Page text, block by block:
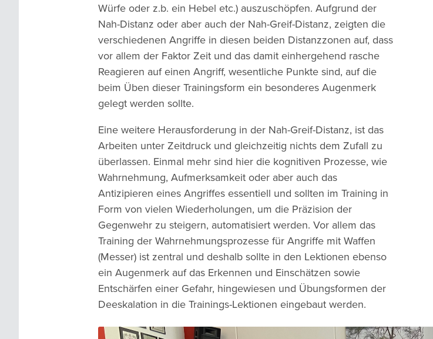
Würfe oder z.b. ein Hebel etc.) auszuschöpfen. Aufgrund der
Nah-Distanz oder aber auch der Nah-Greif-Distanz, zeigten die
verschiedenen Angriffe in diesen beiden Distanzzonen auf, dass
vor allem der Faktor Zeit und das damit einhergehend rasche
Reagieren auf einen Angriff, wesentliche Punkte sind, auf die
beim Üben dieser Trainingsform ein besonderes Augenmerk
gelegt werden sollte.
Eine weitere Herausforderung in der Nah-Greif-Distanz, ist das
Arbeiten unter Zeitdruck und gleichzeitig nichts dem Zufall zu
überlassen. Einmal mehr sind hier die kognitiven Prozesse, wie
Wahrnehmung, Aufmerksamkeit oder aber auch das
Antizipieren eines Angriffes essentiell und sollten im Training in
Form von vielen Wiederholungen, um die Präzision der
Gegenwehr zu steigern, automatisiert werden. Vor allem das
Training der Wahrnehmungsprozesse für Angriffe mit Waffen
(Messer) ist zentral und deshalb sollte in den Lektionen ebenso
ein Augenmerk auf das Erkennen und Einschätzen sowie
Entschärfen einer Gefahr, hingewiesen und Übungsformen der
Deeskalation in die Trainings-Lektionen eingebaut werden.